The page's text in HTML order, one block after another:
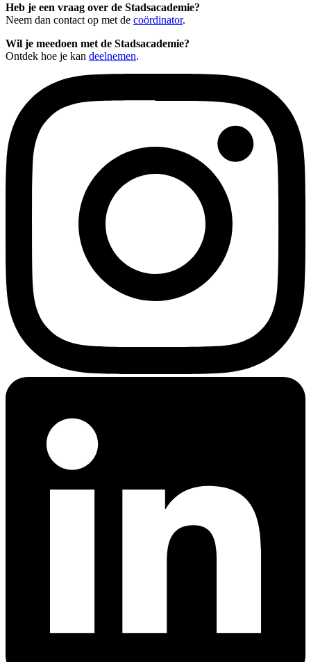
Heb je een vraag over de Stadsacademie?
Neem dan contact op met de coördinator.
Wil je meedoen met de Stadsacademie?
Ontdek hoe je kan deelnemen.